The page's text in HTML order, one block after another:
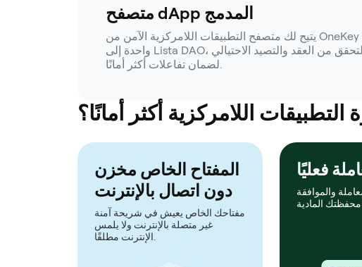
متصفح dApp المدمج
يتيح لك متصفح التطبيقات اللامركزية الآمن من OneKey الوصول بنقرة
واحدة إلى Lista DAO، مع عمليات التحقق من العقد والتصيد الاحتيالي
اللامركزية أكثر أمانًا؟
المفتاح الخاص مخزن
دون اتصال بالإنترنت
مفتاحك الخاص يعيش في شريحة آمنة
غير متصلة بالإنترنت ولا يلمس
والموافقة